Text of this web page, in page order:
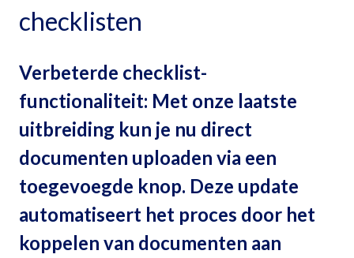
checklisten
Verbeterde checklist-
functionaliteit: Met onze laatste
uitbreiding kun je nu direct
documenten uploaden via een
toegevoegde knop. Deze update
automatiseert het proces door het
koppelen van documenten aan